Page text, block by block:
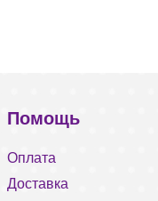
Помощь
Оплата
Доставка